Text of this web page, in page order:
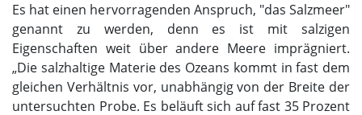
Es hat einen hervorragenden Anspruch, "das Salzmeer"
genannt zu werden, denn es ist mit salzigen
Eigenschaften weit über andere Meere imprägniert.
„Die salzhaltige Materie des Ozeans kommt in fast dem
gleichen Verhältnis vor, unabhängig von der Breite der
untersuchten Probe. Es beläuft sich auf fast 35 Prozent